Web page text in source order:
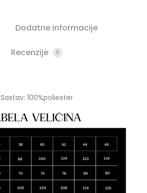
Dodatne informacije
Recenzije 0
Sastav: 100%poliester